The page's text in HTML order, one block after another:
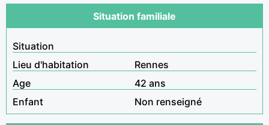
Situation familiale
Situation
Lieu d'habitation
Rennes
Age
42 ans
Enfant
Non renseigné